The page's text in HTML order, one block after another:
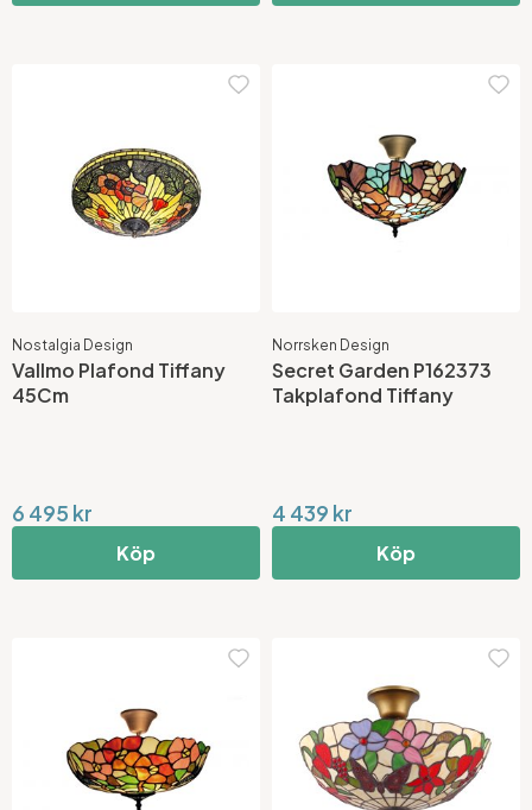
Nostalgia Design
Vallmo Plafond Tiffany
45Cm
6 495 kr
Köp
Norrsken Design
Secret Garden P162373
Takplafond Tiffany
4 439 kr
Köp